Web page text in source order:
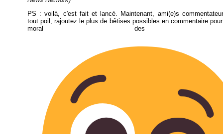
PS : voilà, c'est fait et lancé. Maintenant, ami(e)s
tout poil, rajoutez le plus de bêtises possibles en commentaire
moral des